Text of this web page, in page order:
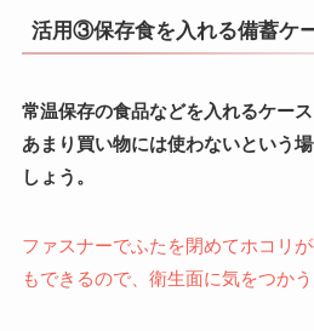
活用③保存食を入れる備蓄ケ
常温保存の食品などを入れるケー
あまり買い物には使わないという
しょう。
ファスナーでふたを閉めてホコリ
もできるので、衛生面に気をつか